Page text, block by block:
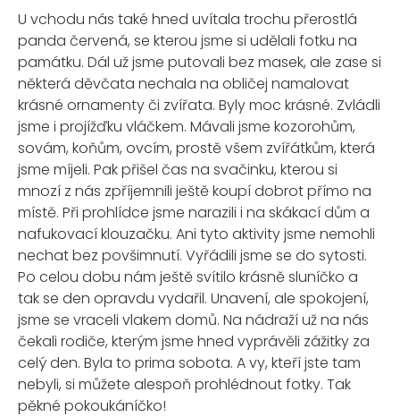
U vchodu nás také hned uvítala trochu přerostlá
panda červená, se kterou jsme si udělali fotku na
památku. Dál už jsme putovali bez masek, ale zase si
některá děvčata nechala na obličej namalovat
krásné ornamenty či zvířata. Byly moc krásné. Zvládli
jsme i projížďku vláčkem. Mávali jsme kozorohům,
sovám, koňům, ovcím, prostě všem zvířátkům, která
jsme míjeli. Pak přišel čas na svačinku, kterou si
mnozí z nás zpříjemnili ještě koupí dobrot přímo na
místě. Při prohlídce jsme narazili i na skákací dům a
nafukovací klouzačku. Ani tyto aktivity jsme nemohli
nechat bez povšimnutí. Vyřádili jsme se do sytosti.
Po celou dobu nám ještě svítilo krásně sluníčko a
tak se den opravdu vydařil. Unavení, ale spokojení,
jsme se vraceli vlakem domů. Na nádraží už na nás
čekali rodiče, kterým jsme hned vyprávěli zážitky za
celý den. Byla to prima sobota. A vy, kteří jste tam
nebyli, si můžete alespoň prohlédnout fotky. Tak
pěkné pokoukáníčko!